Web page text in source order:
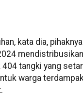
kata dia,
tangki yang
warga